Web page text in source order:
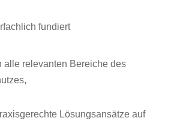
fundiert
alle relevanten Bereiche des
Lösungsansätze auf